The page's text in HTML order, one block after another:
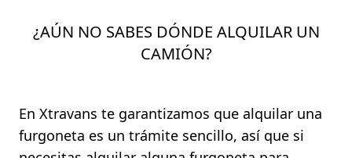
¿AÚN NO SABES DÓNDE ALQUILAR UN
CAMIÓN?
En Xtravans te garantizamos que alquilar una
furgoneta es un trámite sencillo, así que si